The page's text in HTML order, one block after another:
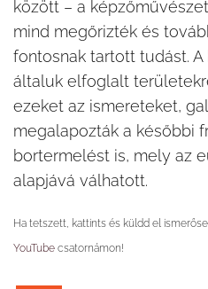
között – a
mind megőrizték és
fontosnak tartott tudást.
általuk elfoglalt
ezeket az ismereteket,
megalapozták a későbbi
bortermelést is, mely az
alapjává válhatott.
Ha tetszett, kattints és küldd el
YouTube csatornámon!